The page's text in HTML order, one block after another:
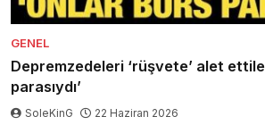
GENEL
Depremzedeleri ‘rüşvete’ alet
parasıydı’
SoleKinG 22 Haziran 2026